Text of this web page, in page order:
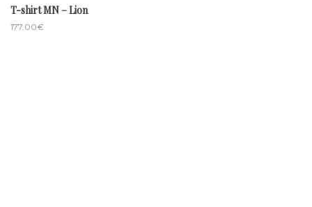
T-shirt MN – Lion
177.00€